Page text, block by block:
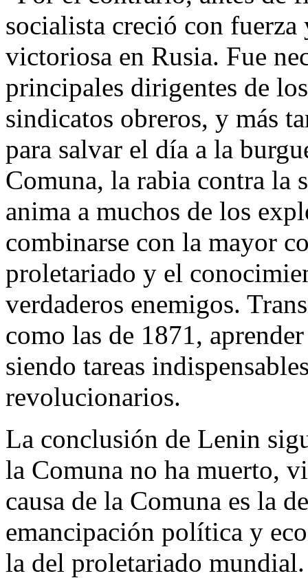
socialista creció con
victoriosa en Rusia. Fue
principales dirigentes de
sindicatos obreros, y más
para salvar el día a la
Comuna, la rabia contra la
anima a muchos de los
combinarse con la mayor
proletariado y el
verdaderos enemigos.
como las de 1871,
siendo tareas
revolucionarios.
La conclusión de Lenin
la Comuna no ha muerto,
causa de la Comuna es la
emancipación política y
la del proletariado